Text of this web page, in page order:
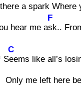
a spark Where
hear me a
F
sk..
S
C
eems like all’s
Only me left here